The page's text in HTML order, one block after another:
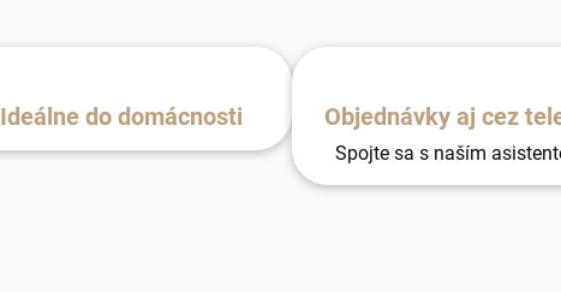
Ideálne do domácnosti Objednávky aj cez
Spojte sa s naším